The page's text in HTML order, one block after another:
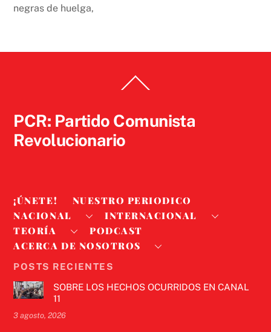
negras de huelga,
To
PCR: Partido Comunista
Revolucionario
¡ÚNETE!
NUESTRO PERIODICO
NACIONAL
INTERNACIONAL
TEORÍA
PODCAST
ACERCA DE NOSOTROS
POSTS RECIENTES
SOBRE LOS HECHOS OCURRIDOS EN CANAL
11
3 agosto, 2026